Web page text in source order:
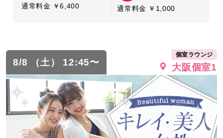
通常料金 ￥6,400 通常料金 ￥1,000
8/8 （土） 12:45〜
個室ラウンジ
大阪個室1